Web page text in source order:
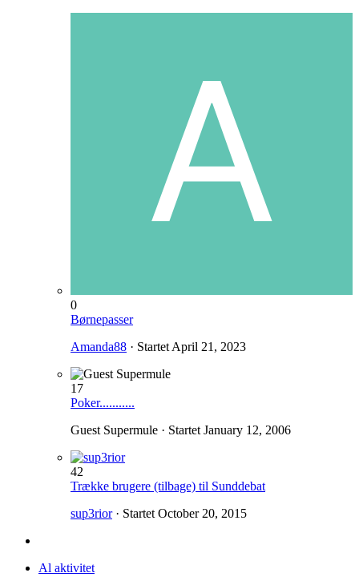
0
Børnepasser
Amanda88 · Startet April 21, 2023
17
Poker...........
Guest Supermule · Startet January 12, 2006
42
Trække brugere (tilbage) til Sunddebat
sup3rior· Startet October 20, 2015
Al aktivitet